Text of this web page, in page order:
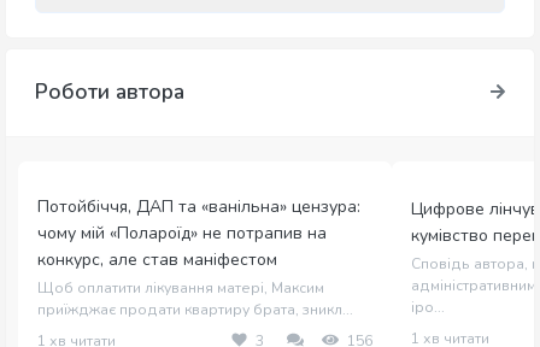
Роботи автора
Потойбіччя, ДАП та «ванільна» цензура:
чому мій «Полароїд» не потрапив на
конкурс, але став маніфестом
Щоб оплатити лікування матері, Максим
приїжджає продати квартиру брата, зникл...
1 хв читати
3 156
Цифрове
кумівство
Сповідь автора,
іро...
1 хв читати